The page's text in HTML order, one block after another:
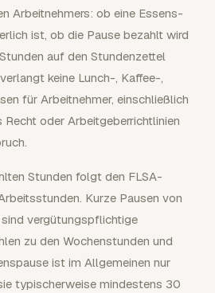
Arbeitnehmers: ob eine Essens-
ist, ob die Pause bezahlt wird
auf den Stundenzettel
keine Lunch-, Kaffee-,
für Arbeitnehmer, einschließlich
Recht oder Arbeitgeberrichtlinien
Stunden folgt den FLSA-
Kurze Pausen von
vergütungspflichtige
zu den Wochenstunden und
ist im Allgemeinen nur
typischerweise mindestens 30